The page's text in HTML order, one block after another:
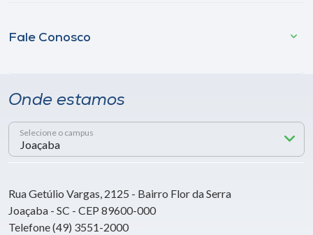
Fale Conosco
Onde estamos
Selecione o campus
Rua Getúlio Vargas, 2125 - Bairro Flor da Serra
Joaçaba - SC - CEP 89600-000
Telefone (49) 3551-2000